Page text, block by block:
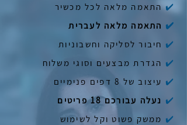
✔️התאמה מלאה לכל מכשיר
✔️ התאמה מלאה לעברית
✔️ חיבור לסליקה וחשבוניות
✔️ הגדרת מבצעים וסוגי משלוח
✔️ עיצוב של 8 דפים פנימיים
✔️ נעלה עבורכם 18 פריטים
✔️ ממשק פשוט וקל לשימוש